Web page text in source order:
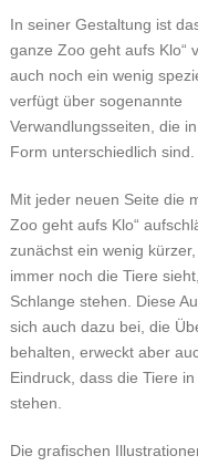
In seiner Gestaltung ist
ganze Zoo geht aufs Klo“
auch noch ein wenig
verfügt über sogenannte
Verwandlungsseiten, die
Form unterschiedlich sind.
Mit jeder neuen Seite die
Zoo geht aufs Klo“
zunächst ein wenig
immer noch die Tiere
Schlange stehen. Diese
sich auch dazu bei, die
behalten, erweckt aber
Eindruck, dass die Tiere
stehen.
Die grafischen